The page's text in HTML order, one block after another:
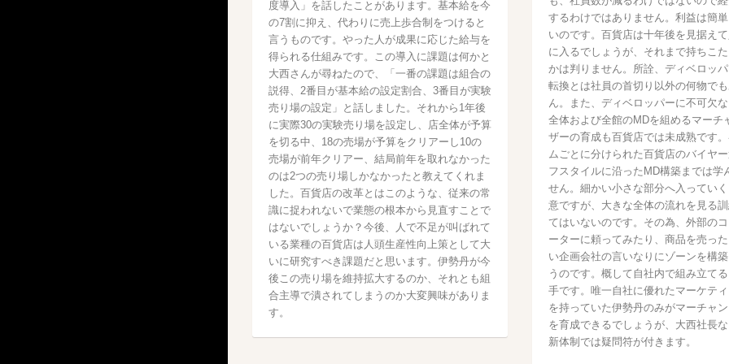
度導入」を話したことがあります。基本給を今
の7割に抑え、代わりに売上歩合制をつけると
言うものです。やった人が成果に応じた給与を
得られる仕組みです。この導入に課題は何かと
大西さんが尋ねたので、「一番の課題は組合の
説得、2番目が基本給の設定割合、3番目が実験
売り場の設定」と話しました。それから1年後
に実際30の実験売り場を設定し、店全体が予算
を切る中、18の売場が予算をクリアーし10の
売場が前年クリアー、結局前年を取れなかった
のは2つの売り場しかなかったと教えてくれま
した。百貨店の改革とはこのような、従来の常
識に捉われないで業態の根本から見直すことで
はないでしょうか？今後、人で不足が叫ばれて
いる業種の百貨店は人頭生産性向上策として大
いに研究すべき課題だと思います。伊勢丹が今
後この売り場を維持拡大するのか、それとも組
合主導で潰されてしまうのか大変興味がありま
す。
するわけではありません。利益は簡
いのです。百貨店は十年後を見据え
に入るでしょうが、それまで持ちこ
かは判りません。所詮、ディベロッ
転換とは社員の首切り以外の何物で
ん。また、ディベロッパーに不可欠
全体および全館のMDを組めるマーチ
ザーの育成も百貨店では未成熟です
ムごとに分けられた百貨店のバイヤ
フスタイルに沿ったMD構築までは学
せん。細かい小さな部分へ入ってい
意ですが、大きな全体の流れを見る
てはいないのです。その為、外部の
ーターに頼ってみたり、商品を売っ
い企画会社の言いなりにゾーンを構
うのです。概して自社内で組み立て
手です。唯一自社に優れたマーケテ
を持っていた伊勢丹のみがマーチャ
を育成できるでしょうが、大西社長
新体制では疑問符が付きます。